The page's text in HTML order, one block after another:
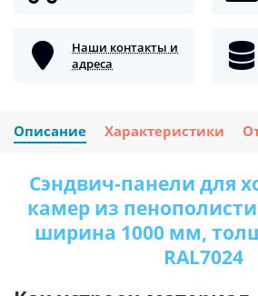
Наши контакты и
адреса
Описание Характеристики
Сэндвич-панели для
камер из
ширина 1000 мм,
RAL7024